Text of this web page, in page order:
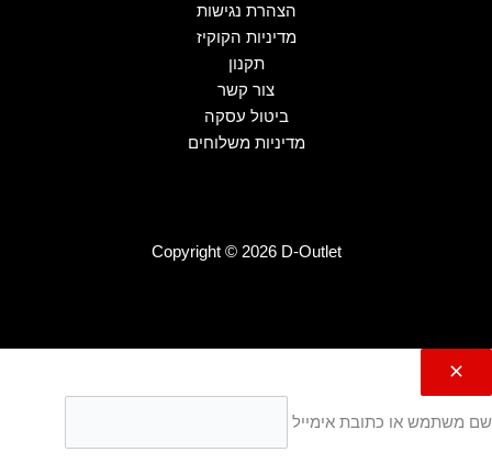
הצהרת נגישות
מדיניות הקוקיז
תקנון
צור קשר
ביטול עסקה
מדיניות משלוחים
Copyright © 2026 D-Outlet
שם משתמש או כתובת אימייל